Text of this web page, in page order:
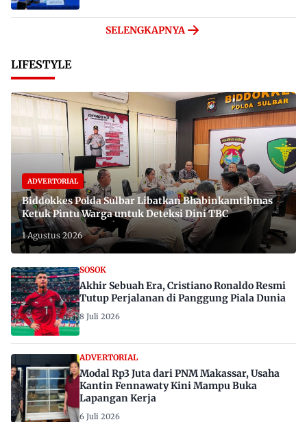
SELENGKAPNYA
LIFESTYLE
ADVERTORIAL
Biddokkes Polda Sulbar Libatkan Bhabinkamtibmas
Ketuk Pintu Warga untuk Deteksi Dini TBC
1 Agustus 2026
SOSOK
Akhir Sebuah Era, Cristiano Ronaldo Resmi
Tutup Perjalanan di Panggung Piala Dunia
8 Juli 2026
ADVERTORIAL
Modal Rp3 Juta dari PNM Makassar, Usaha
Kantin Fennawaty Kini Mampu Buka
Lapangan Kerja
6 Juli 2026